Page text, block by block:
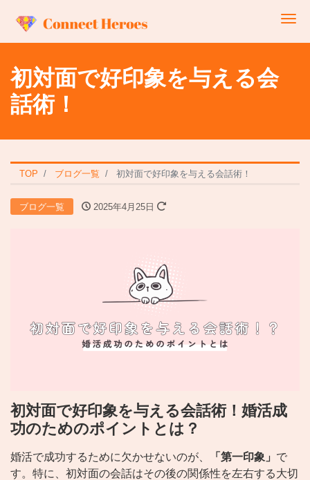
初対面で好印象を与える会
話術！
TOP ブログ一覧 初対面で好印象を与える会話術！
ブログ一覧 2025年4月25日
初対面で好印象を与える会話術！婚活成
功のためのポイントとは？
婚活で成功するために欠かせないのが、 「第一印象」 で
す。特に、初対面の会話はその後の関係性を左右する大切